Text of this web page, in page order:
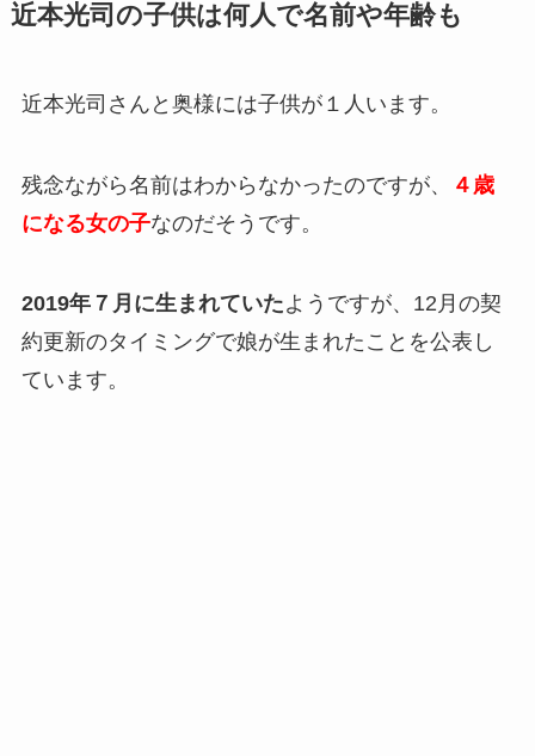
近本光司の子供は何人で名前や年齢も
近本光司さんと奥様には子供が１人います。
残念ながら名前はわからなかったのですが、
４歳
になる女の子なのだそうです。
2019年７月に生まれていたようですが、12月の契
約更新のタイミングで娘が生まれたことを公表し
ています。